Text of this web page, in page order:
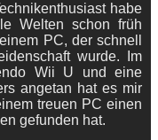
habe
Welten schon früh
PC, der schnell
wurde. Im
Wii U und eine
angetan hat es mir
treuen PC einen
gefunden hat.